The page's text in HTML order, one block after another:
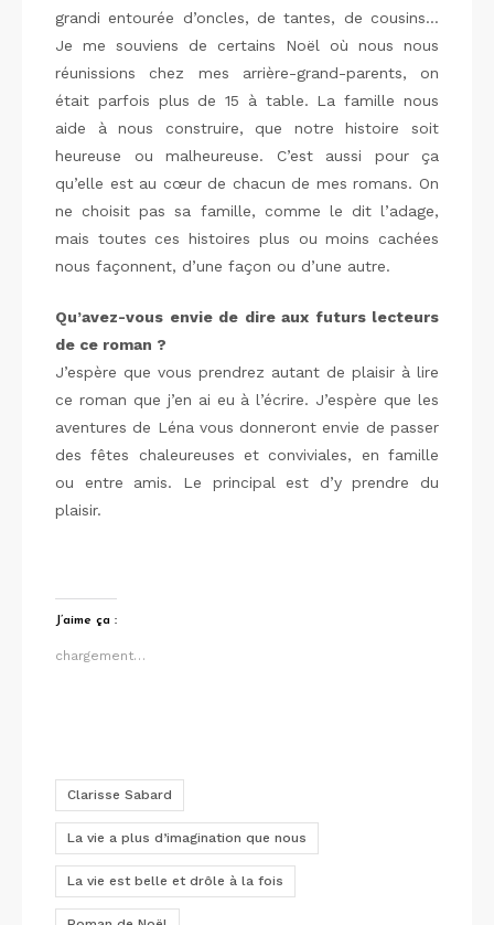
grandi entourée d’oncles, de tantes, de cousins…
Je me souviens de certains Noël où nous nous
réunissions chez mes arrière-grand-parents, on
était parfois plus de 15 à table. La famille nous
aide à nous construire, que notre histoire soit
heureuse ou malheureuse. C’est aussi pour ça
qu’elle est au cœur de chacun de mes romans. On
ne choisit pas sa famille, comme le dit l’adage,
mais toutes ces histoires plus ou moins cachées
nous façonnent, d’une façon ou d’une autre.
Qu’avez-vous envie de dire aux futurs lecteurs
de ce roman ?
J’espère que vous prendrez autant de plaisir à lire
ce roman que j’en ai eu à l’écrire. J’espère que les
aventures de Léna vous donneront envie de passer
des fêtes chaleureuses et conviviales, en famille
ou entre amis. Le principal est d’y prendre du
plaisir.
J’aime ça :
chargement…
Clarisse Sabard
La vie a plus d’imagination que nous
La vie est belle et drôle à la fois